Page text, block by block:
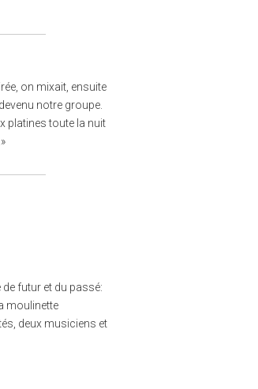
on mixait, ensuite
notre groupe.
platines toute la nuit
futur et du passé:
moulinette
deux musiciens et